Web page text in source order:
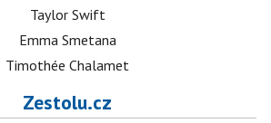
Taylor Swift
Emma Smetana
Timothée Chalamet
Zestolu.cz